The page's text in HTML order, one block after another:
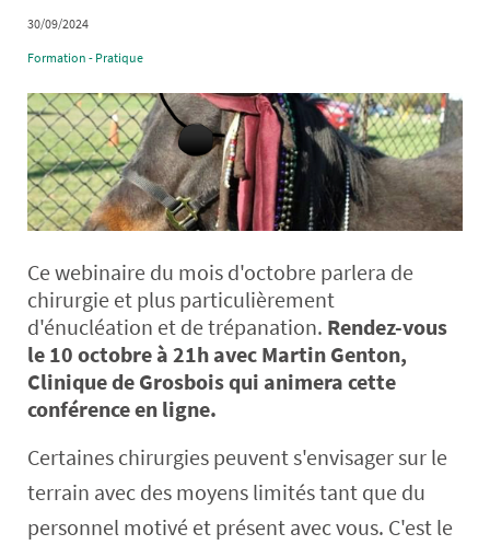
30/09/2024
Formation - Pratique
Ce webinaire du mois d'octobre parlera de
chirurgie et plus particulièrement
d'énucléation et de trépanation. Rendez-vous
le 10 octobre à 21h avec Martin Genton,
Clinique de Grosbois qui animera cette
conférence en ligne.
Certaines chirurgies peuvent s'envisager sur le
terrain avec des moyens limités tant que du
personnel motivé et présent avec vous. C'est le